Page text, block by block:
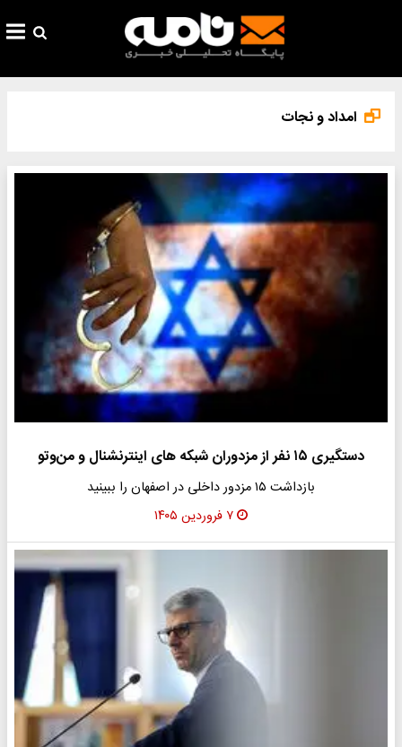
امداد و نجات
دستگیری ۱۵ نفر از مزدوران شبکه های اینترنشنال و من‌و‌تو
بازداشت ۱۵ مزدور داخلی در اصفهان را ببینید
۷ فروردین ۱۴۰۵